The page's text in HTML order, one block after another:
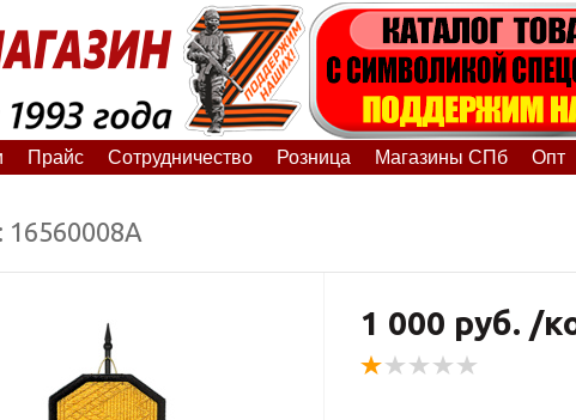
Прайс Сотрудничество Розница Магазины СПб Опт
16560008А
1 000 руб. /